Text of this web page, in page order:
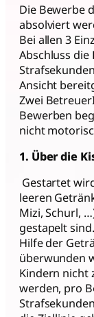
Die Bewerbe
absolviert
Bei allen 3
Abschluss
Ansicht
Zwei
Bewerben
nicht
1. Über die
Gestartet
leeren
Mizi, Schurl,
gestapelt
Hilfe der
überwunden
Kindern nicht
werden, pro